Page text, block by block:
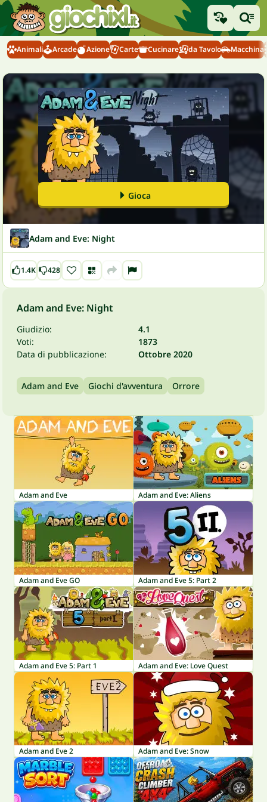
Animali Arcade Azione Carte Cucinare da Tavolo Macchina
Gioca
Adam and Eve: Night
1.4K 428
Adam and Eve: Night
Giudizio:
4.1
Voti:
1873
Data di pubblicazione:
Ottobre 2020
Adam and Eve Giochi d'avventura Orrore
Adam and Eve Adam and Eve: Aliens
Adam and Eve GO Adam and Eve 5: Part 2
Adam and Eve 5: Part 1 Adam and Eve: Love Quest
Adam and Eve 2 Adam and Eve: Snow